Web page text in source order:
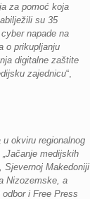
za pomoć koja
su 35
napade na
o prikupljanju
digitalne zaštite
zajednicu“,
okviru regionalnog
medijskih
Sjevernoj Makedoniji
Nizozemske, a
i Free Press